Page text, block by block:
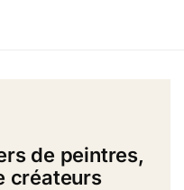
de peintres,
créateurs